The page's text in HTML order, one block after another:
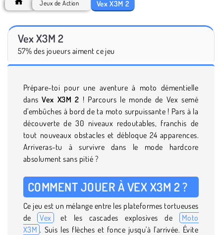
Jeux de Action Vex X3M 2
Vex X3M 2
57% des joueurs aiment ce jeu
Prépare-toi pour une aventure à moto démentielle
dansVex X3M 2 ! Parcours le monde de Vex semé
d'embûches à bord de ta moto surpuissante ! Pars à la
découverte de 30 niveaux redoutables, franchis de
tout nouveaux obstacles et débloque 24 apparences.
Arriveras-tu à survivre dans le mode hardcore
absolument sans pitié ?
COMMENT JOUER À VEX X3M 2 ?
Ce jeu est un mélange entre les plateformes tortueuses
de Vex et les cascades explosives de
Moto
X3M . Suis les flèches et fonce jusqu'à l'arrivée. Évite